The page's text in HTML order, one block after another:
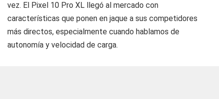
vez. El Pixel 10 Pro XL llegó al mercado con
características que ponen en jaque a sus competidores
más directos, especialmente cuando hablamos de
autonomía y velocidad de carga.